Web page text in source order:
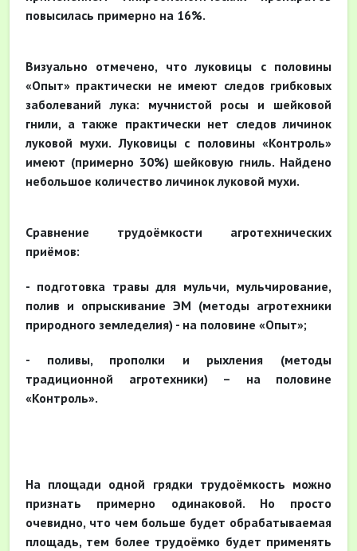
повысилась примерно на 16%.
Визуально отмечено, что луковицы с половины
«Опыт» практически не имеют следов грибковых
заболеваний лука: мучнистой росы и шейковой
гнили, а также практически нет следов личинок
луковой мухи. Луковицы с половины «Контроль»
имеют (примерно 30%) шейковую гниль. Найдено
небольшое количество личинок луковой мухи.
Сравнение трудоёмкости агротехнических
приёмов:
- подготовка травы для мульчи, мульчирование,
полив и опрыскивание ЭМ (методы агротехники
природного земледелия) - на половине «Опыт»;
- поливы, прополки и рыхления (методы
традиционной агротехники) – на половине
«Контроль».
На площади одной грядки трудоёмкость можно
признать примерно одинаковой. Но просто
очевидно, что чем больше будет обрабатываемая
площадь, тем более трудоёмко будет применять